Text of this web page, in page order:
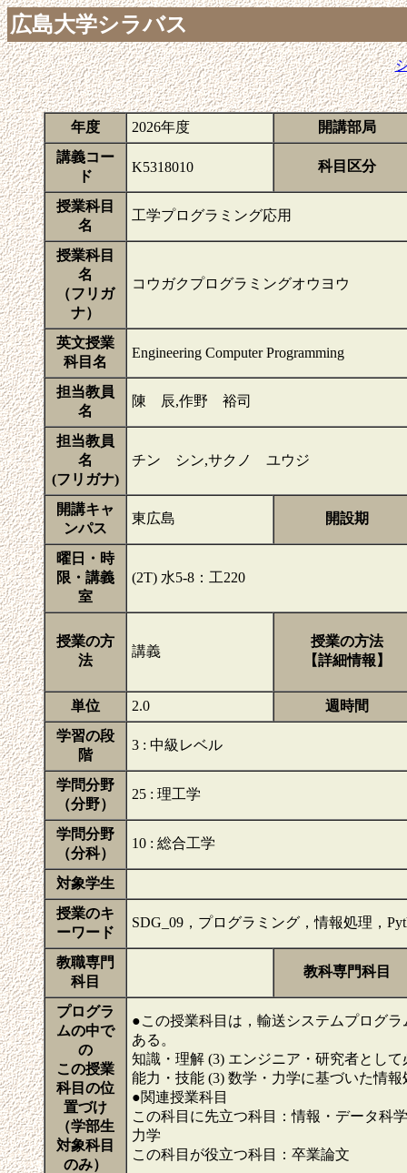
広島大学シラバス
年度 2026年度
開講部局
講義コー
ド
K5318010 科目区分
授業科目
名
工学プログラミング応用
授業科目
名
（フリガ
ナ）
コウガクプログラミングオウヨウ
英文授業
科目名
Engineering Computer Programming
担当教員
名
陳 辰,作野 裕司
担当教員
名
(フリガナ)
チン シン,サクノ ユウジ
開講キャ
ンパス
東広島 開設期
曜日・時
限・講義
室
(2T) 水5-8：工220
授業の方
法
講義
授業の方法
【詳細情報】
単位 2.0
週時間
学習の段
階
3 : 中級レベル
学問分野
（分野）
25 : 理工学
学問分野
（分科）
10 : 総合工学
対象学生
授業のキ
ーワード
SDG_09，プログラミング，情報処理，
教職専門
科目
教科専門科目
プログラ
ムの中で
の
この授業
科目の位
置づけ
（学部生
対象科目
のみ）
●この授業科目は，輸送システムプログ
ある。
知識・理解 (3) エンジニア・研究者とし
能力・技能 (3) 数学・力学に基づいた情報
●関連授業科目
この科目に先立つ科目：情報・データ科
力学
この科目が役立つ科目：卒業論文